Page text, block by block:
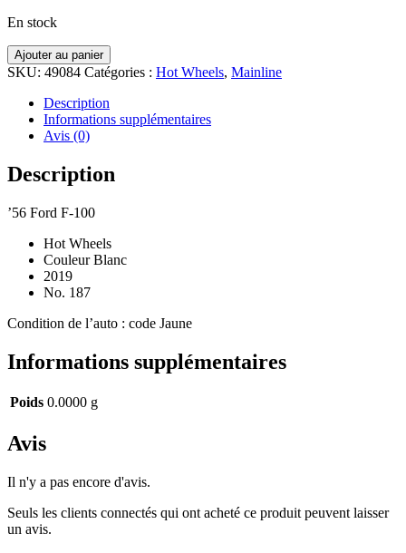
En stock
quantité
'56
Ajouter au panier
SKU: 49084 Catégories : Hot Wheels, Mainline
Description
Informations supplémentaires
Avis (0)
Description
’56 Ford F-100
Hot Wheels
Couleur Blanc
2019
No. 187
Condition de l’auto : code Jaune
Informations supplémentaires
Poids 0.0000 g
Avis
Il n'y a pas encore d'avis.
Seuls les clients connectés qui ont acheté ce produit peuvent laisser
un avis.